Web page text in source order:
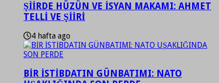
ŞİİRDE HÜZÜN VE İSYAN MAKAMI: AHMET
TELLİ VE ŞİİRİ
4 hafta ago
BİR İSTİBDATIN GÜNBATIMI: NATO